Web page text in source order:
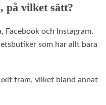
på vilket sätt?
Facebook och Instagram.
som har allt bara
fram, vilket bland annat